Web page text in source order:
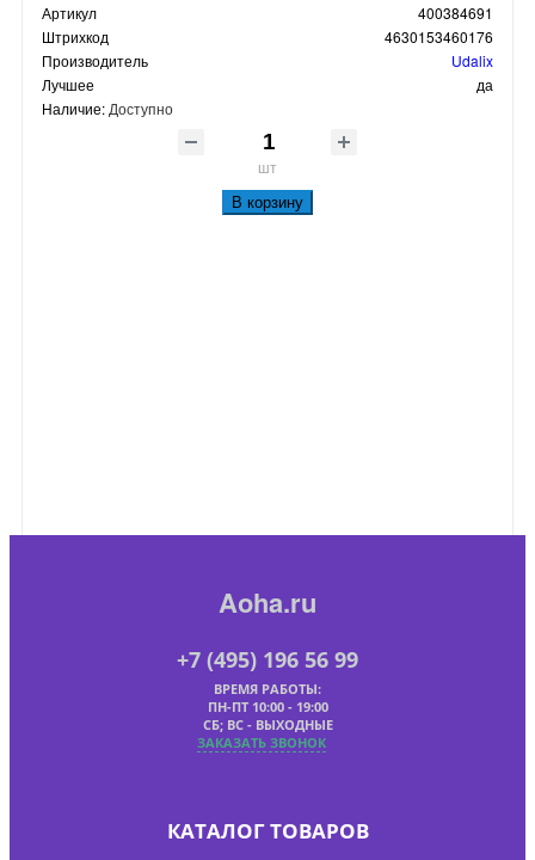
Артикул
400384691
Штрихкод
4630153460176
Производитель
Udalix
Лучшее
да
Наличие: Доступно
шт
В корзину
Aoha.ru
+7 (495) 196 56 99
ВРЕМЯ РАБОТЫ:
ПН-ПТ 10:00 - 19:00
СБ; ВС - ВЫХОДНЫЕ
ЗАКАЗАТЬ ЗВОНОК
КАТАЛОГ ТОВАРОВ